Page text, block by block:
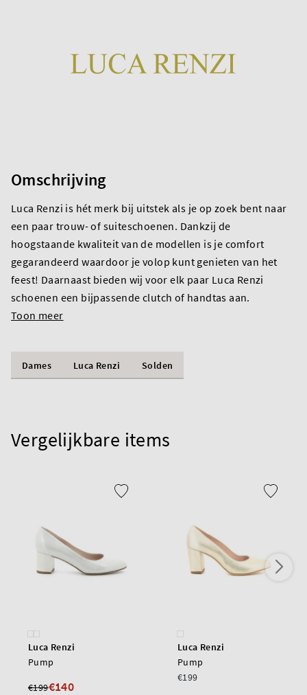
Omschrijving
Luca Renzi is hét merk bij uitstek als je op zoek bent naar
een paar trouw- of suiteschoenen. Dankzij de
hoogstaande kwaliteit van de modellen is je comfort
gegarandeerd waardoor je volop kunt genieten van het
feest! Daarnaast bieden wij voor elk paar Luca Renzi
schoenen een bijpassende clutch of handtas aan.
Toon meer
Dames Luca Renzi Solden
Vergelijkbare items
Luca Renzi
Pump
€199€140
Luca Renzi
Pump
€199